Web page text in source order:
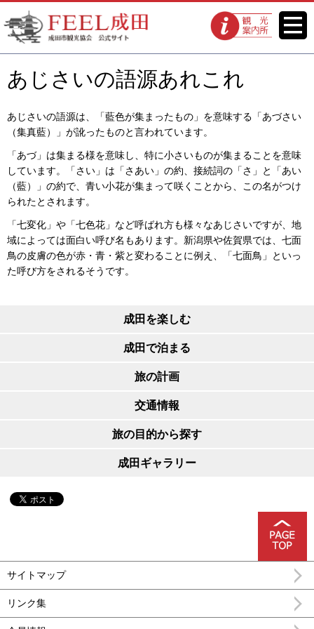
FEEL成田 成田市観光協会 公式
サイト
観光案内所
メニ
ュー
あじさいの語源あれこれ
あじさいの語源は、「藍色が集まったもの」を意味する「あづさい
（集真藍）」が訛ったものと言われています。
「あづ」は集まる様を意味し、特に小さいものが集まることを意味
しています。「さい」は「さあい」の約、接続詞の「さ」と「あい
（藍）」の約で、青い小花が集まって咲くことから、この名がつけ
られたとされます。
「七変化」や「七色花」など呼ばれ方も様々なあじさいですが、地
域によっては面白い呼び名もあります。新潟県や佐賀県では、七面
鳥の皮膚の色が赤・青・紫と変わることに例え、「七面鳥」といっ
た呼び方をされるそうです。
成田を楽しむ
成田で泊まる
旅の計画
交通情報
旅の目的から探す
成田ギャラリー
サイトマップ
リンク集